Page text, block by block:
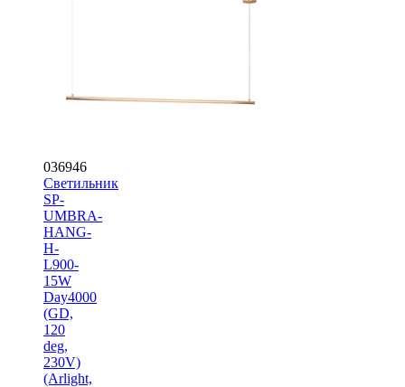
036946
Светильник
SP-
UMBRA-
HANG-
H-
L900-
15W
Day4000
(GD,
120
deg,
230V)
(Arlight,